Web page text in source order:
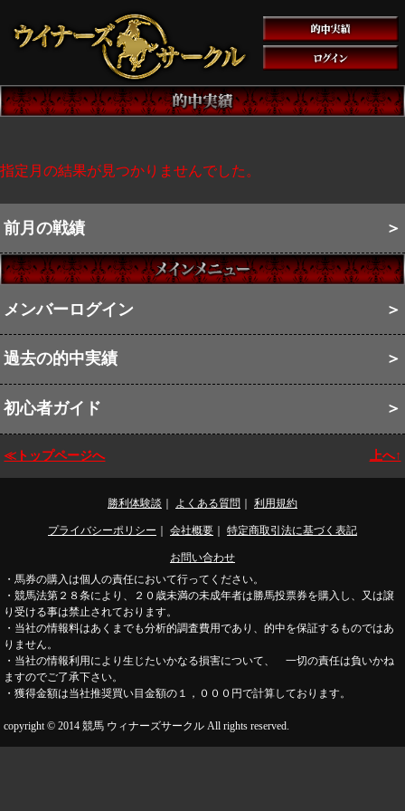
指定月の結果が見つかりませんでした。
前月の戦績 ＞
メンバーログイン ＞
過去の的中実績 ＞
初心者ガイド ＞
上へ↑
≪トップページへ
勝利体験談 よくある質問 利用規約
プライバシーポリシー 会社概要 特定商取引法に基づく表記
お問い合わせ
・馬券の購入は個人の責任において行ってください。
・競馬法第２８条により、２０歳未満の未成年者は勝馬投票券を購入し、又は譲
り受ける事は禁止されております。
・当社の情報料はあくまでも分析的調査費用であり、的中を保証するものではあ
りません。
・当社の情報利用により生じたいかなる損害について、 一切の責任は負いかね
ますのでご了承下さい。
・獲得金額は当社推奨買い目金額の１，０００円で計算しております。
copyright © 2014 競馬 ウィナーズサークル All rights reserved.